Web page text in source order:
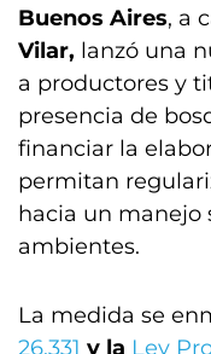
Buenos Aires, a
Vilar, lanzó una
a productores y
presencia de
financiar la
permitan
hacia un manejo
ambientes.
La medida se
26.331 y la Ley